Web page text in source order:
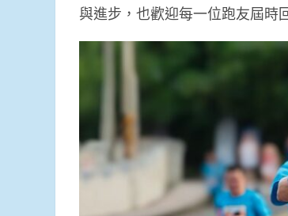
與進步，也歡迎每一位跑友屆時